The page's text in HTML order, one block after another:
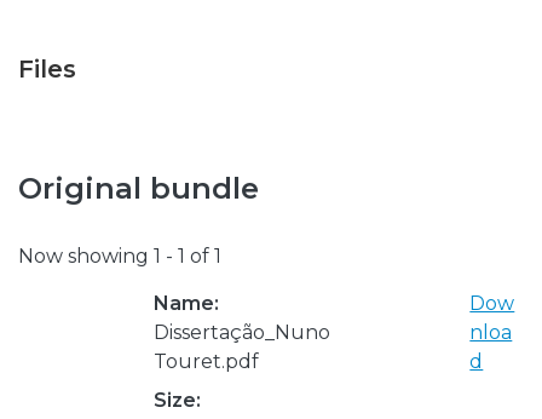
Files
Original bundle
Now showing 1 - 1 of 1
Name:
Dissertação_Nuno
Touret.pdf
Size:
Dow
nloa
d